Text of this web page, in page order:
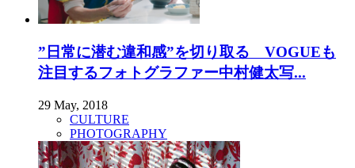
”日常に潜む違和感”を切り取る VOGUEも
注目するフォトグラファー中村健太写...
29 May, 2018
CULTURE
PHOTOGRAPHY